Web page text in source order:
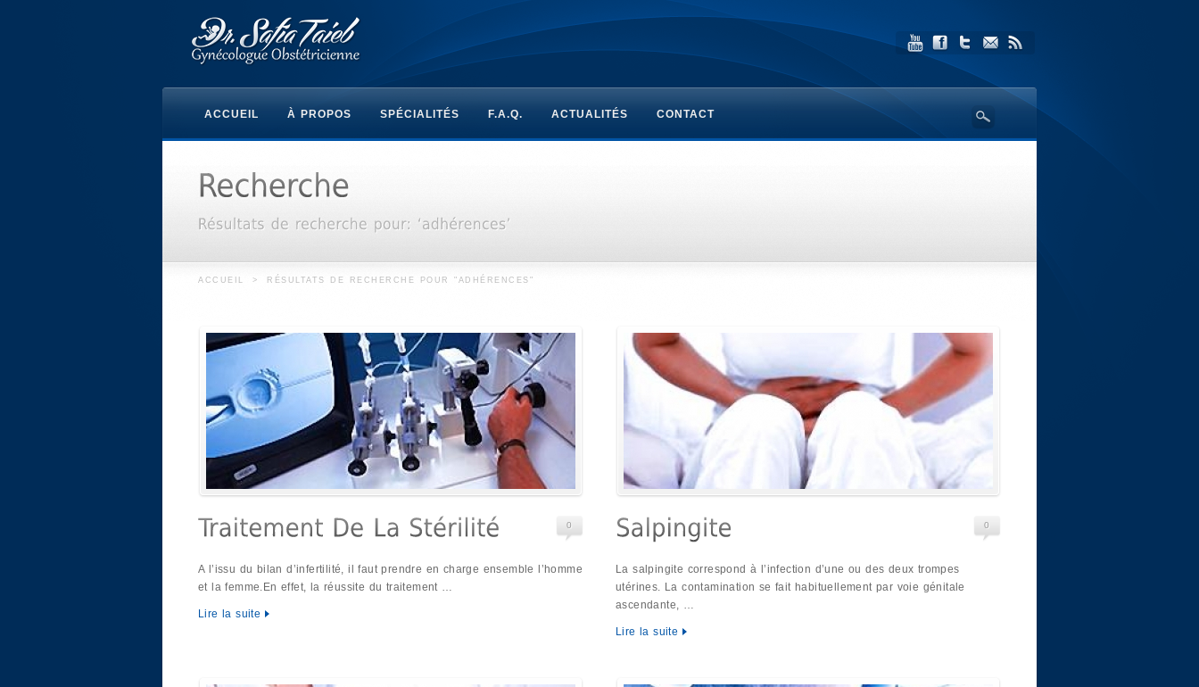
ACCUEIL À PROPOS SPÉCIALITÉS F.A.Q. ACTUALITÉS CONTACT
ACCUEIL > RÉSULTATS DE RECHERCHE POUR "ADHÉRENCES"
0
A l’issu du bilan d’infertilité, il faut prendre en charge ensemble l’homme
et la femme.En effet, la réussite du traitement …
Lire la suite
0
La salpingite correspond à l’infection d’une ou des deux trompes
utérines. La contamination se fait habituellement par voie génitale
ascendante, …
Lire la suite